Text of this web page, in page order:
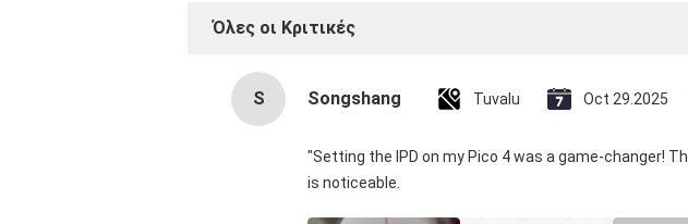
Όλες οι Κριτικές
S Songshang Tuvalu Oct 29.2025
"Setting the IPD on my Pico 4 was a game-changer!
is noticeable.